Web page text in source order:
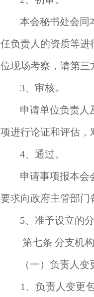
本会秘书处会同
任负责人的资质等进
位现场考察，请第三
3、审核。
申请单位负责人
项进行论证和评估，
4、通过。
申请事项报本会
要求向政府主管部门
5、准予设立的
第七条 分支机
（一）负责人变
1、负责人变更